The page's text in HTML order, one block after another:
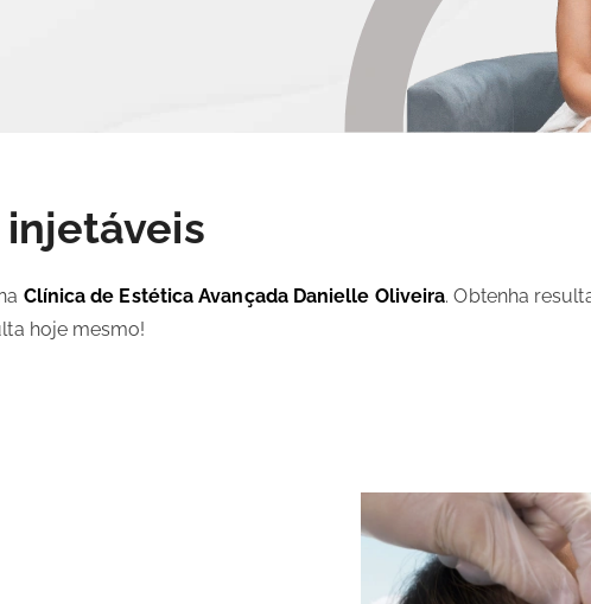
Clínica de Estética Avançada Danielle Oliveira. Obtenha
hoje mesmo!